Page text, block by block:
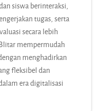
siswa berinteraksi,
tugas, serta
secara lebih
mempermudah
menghadirkan
fleksibel dan
era digitalisasi